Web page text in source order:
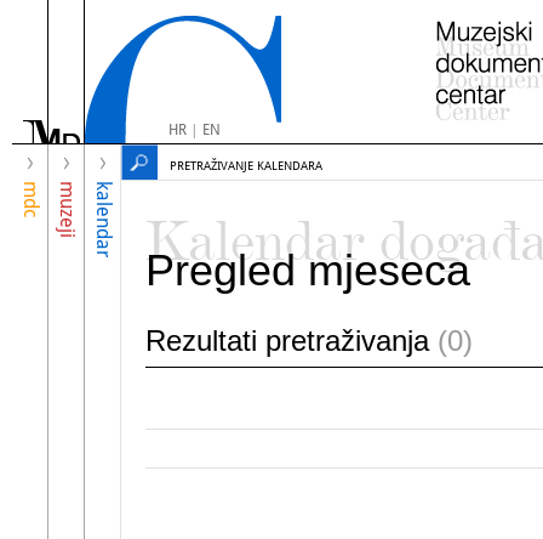
HR| EN
mdc muzeji kalendar
PRETRAŽIVANJE KALENDARA
Kalendar
Pregled mjeseca
Rezultati pretraživanja (0)